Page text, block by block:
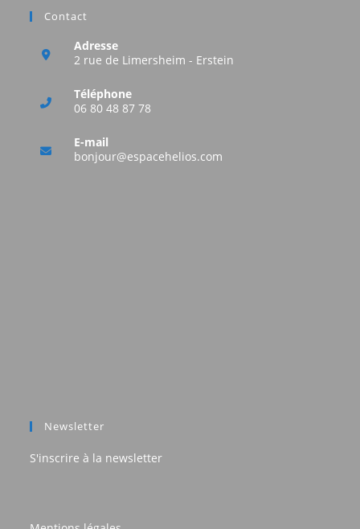
Contact
Adresse
2 rue de Limersheim - Erstein
Téléphone
06 80 48 87 78
E-mail
bonjour@espacehelios.com
Newsletter
S'inscrire à la newsletter